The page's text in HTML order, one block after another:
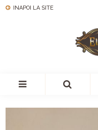
INAPOI LA SITE